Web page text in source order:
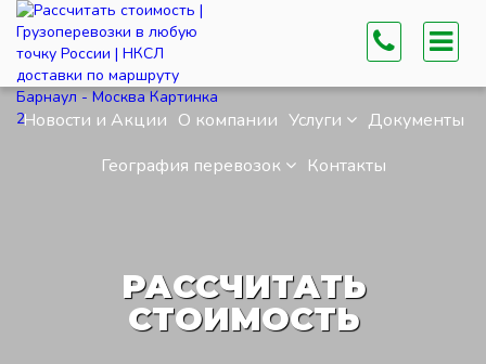
Новости и Акции О компании Услуги
Документы
География перевозок
Контакты
РАССЧИТАТЬ
СТОИМОСТЬ